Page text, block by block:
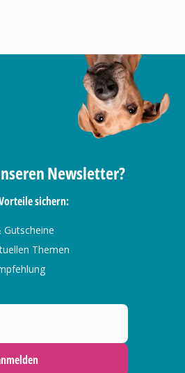
Newsletter?
sichern:
Gutscheine
Themen